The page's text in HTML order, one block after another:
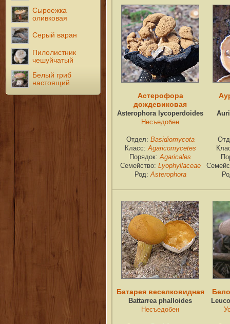
Сыроежка
оливковая
Серый варан
Пилолистник
чешуйчатый
Белый гриб
настоящий
Астерофора
дождевиковая
Asterophora lycoperdoides
Несъедобен
Отдел: Basidiomycota
Класс: Agaricomycetes
Порядок: Agaricales
Семейство: Lyophyllaceae
Род: Asterophora
Батарея веселковидная
Battarrea phalloides
Несъедобен